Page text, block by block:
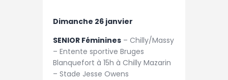
Dimanche 26 janvier
SENIOR Féminines – Chilly/Massy
– Entente sportive Bruges
Blanquefort à 15h à Chilly Mazarin
– Stade Jesse Owens